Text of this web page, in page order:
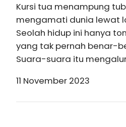
Kursi tua menampung
mengamati dunia lewat
Seolah hidup ini hanya
yang tak pernah benar-
Suara-suara itu
11 November 2023